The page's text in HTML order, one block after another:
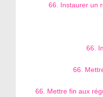
66. Instaurer un
66.
66.
66. Mettre fin aux